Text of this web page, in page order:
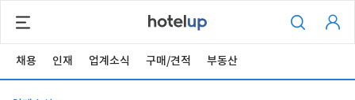
채용 인재 업계소식 구매/견적 부동산